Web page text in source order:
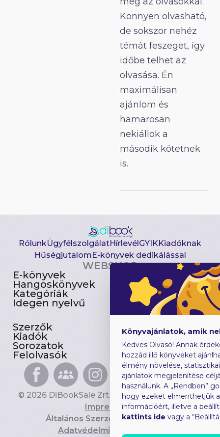
Könnyen olvasható,
de sokszor nehéz
témát feszeget, így
időbe telhet az
olvasása. Én
maximálisan
ajánlom és
hamarosan
nekiállok a
második kötetnek
is.
RólunkÜgyfélszolgálatHírlevélGYIKKiadóknak
HűségjutalomE-könyvek dedikálással
WEBSHOP
E-könyvek
Hangoskönyvek
Kategóriák
Idegen nyelvű
Csomagajánlatok
Akciósak
Előjegyezhetők
Újdonságok
Szerzők
Kiadók
Sorozatok
Felolvasók
Gyerekkönyvek
Heti toplista
Ajándékutalvány
Blog
© 2026 DiBookSale Zrt. Minden jog fenntartva.
Impresszum
Általános Szerződési Feltételek
Adatvédelmi Tájékoztató
Könyvajánlatok, amik
Kedves Olvasó! Annak
hozzád illő könyveket
élmény növelése,
ajánlatok megjelenítése
használunk. A „Rendben”
hogy ezeket elmenthetjük
információért, illetve a
kattints ide vagy a